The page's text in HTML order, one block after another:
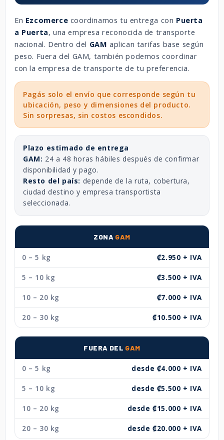
En Ezcomerce coordinamos tu entrega con Puerta
a Puerta, una empresa reconocida de transporte
nacional. Dentro del GAM aplican tarifas base según
peso. Fuera del GAM, también podemos coordinar
con la empresa de transporte de tu preferencia.
Pagás solo el envío que corresponde según tu
ubicación, peso y dimensiones del producto.
Sin sorpresas, sin costos escondidos.
Plazo estimado de entrega
GAM: 24 a 48 horas hábiles después de confirmar
disponibilidad y pago.
Resto del país: depende de la ruta, cobertura,
ciudad destino y empresa transportista
seleccionada.
ZONA GAM
0 – 5 kg ₡2.950 + IVA
5 – 10 kg ₡3.500 + IVA
10 – 20 kg ₡7.000 + IVA
20 – 30 kg ₡10.500 + IVA
FUERA DEL GAM
0 – 5 kg desde ₡4.000 + IVA
5 – 10 kg desde ₡5.500 + IVA
10 – 20 kg desde ₡15.000 + IVA
20 – 30 kg desde ₡20.000 + IVA